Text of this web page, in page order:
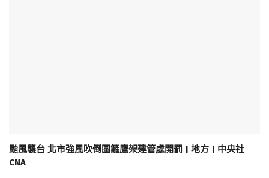
颱風襲台 北市強風吹倒圍籬鷹架建管處開罰 | 地方 | 中央社
CNA